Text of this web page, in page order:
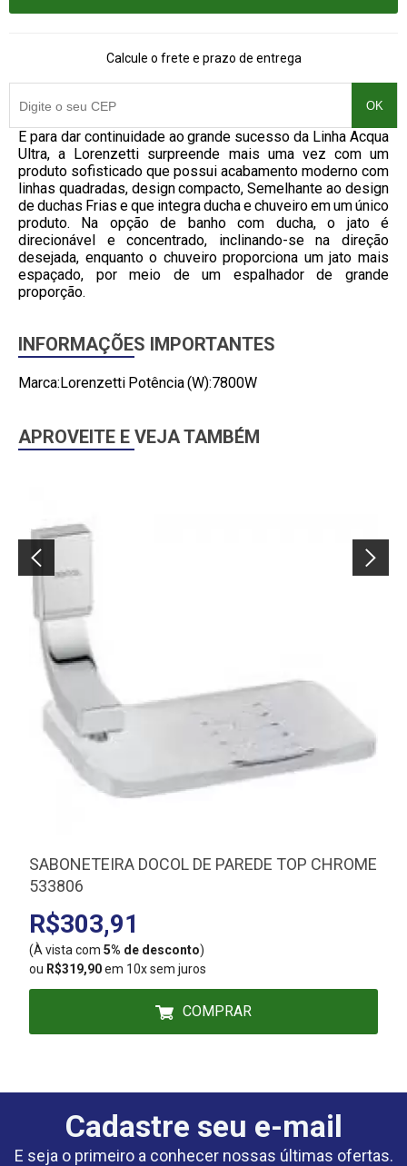
Calcule o frete e prazo de entrega
OK
E para dar continuidade ao grande sucesso da Linha Acqua
Ultra, a Lorenzetti surpreende mais uma vez com um
produto sofisticado que possui acabamento moderno com
linhas quadradas, design compacto, Semelhante ao design
de duchas Frias e que integra ducha e chuveiro em um único
produto. Na opção de banho com ducha, o jato é
direcionável e concentrado, inclinando-se na direção
desejada, enquanto o chuveiro proporciona um jato mais
espaçado, por meio de um espalhador de grande
proporção.
INFORMAÇÕES IMPORTANTES
Marca:Lorenzetti Potência (W):7800W
APROVEITE E VEJA TAMBÉM
SABONETEIRA DOCOL DE PAREDE TOP CHROME
533806
R$303,91
(À vista com 5% de desconto)
ou R$319,90em 10x sem juros
COMPRAR
Cadastre seu e-mail
E seja o primeiro a conhecer nossas últimas ofertas.